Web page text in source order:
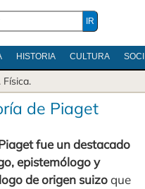
HISTORIA CULTURA
Física.
de Piaget
fue un destacado
epistemólogo y
de origen suizoque